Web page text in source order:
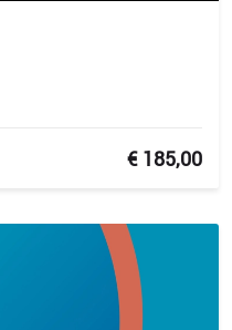
€ 185,00